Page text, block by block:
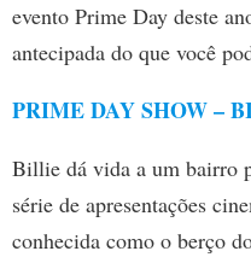
evento Prime Day deste
antecipada do que você
PRIME DAY SHOW –
Billie dá vida a um bairro
série de apresentações
conhecida como o berço